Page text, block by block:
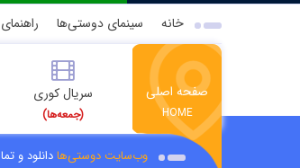
خانه سینمای دوستی‌ها
صفحه اصلی
HOME
سریال کوری
(جمعه‌ها)
وب‌سایت دوستی‌هادانلود و